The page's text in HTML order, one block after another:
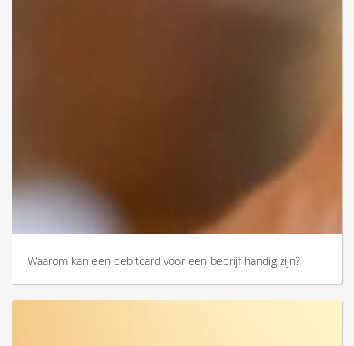
Waarom kan een debitcard voor een bedrijf handig zijn?